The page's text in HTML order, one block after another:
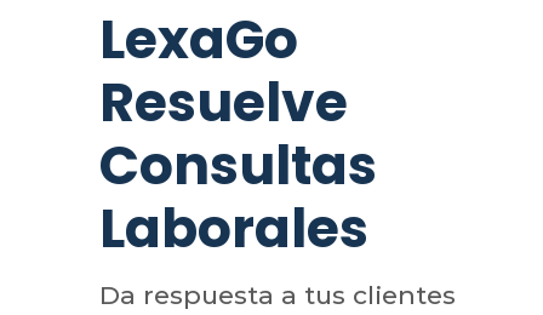
LexaGo
Resuelve
Consultas
Laborales
Da respuesta a tus clientes